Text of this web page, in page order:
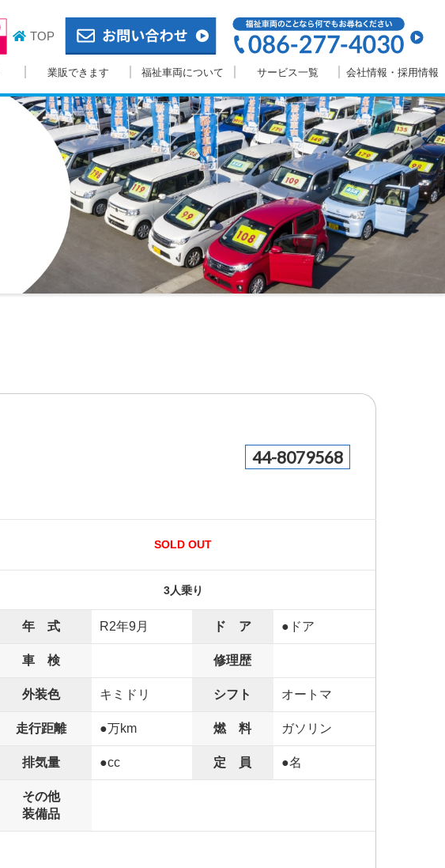
TOP
業販できます 福祉車両について サービス一覧 会社情報・採用情報
44-8079568
SOLD OUT
3人乗り
年 式 R2年9月 ド ア ●ドア
車 検 修理歴
外装色 キミドリ シフト オートマ
走行距離 ●万km 燃 料 ガソリン
排気量 ●cc 定 員 ●名
その他
装備品